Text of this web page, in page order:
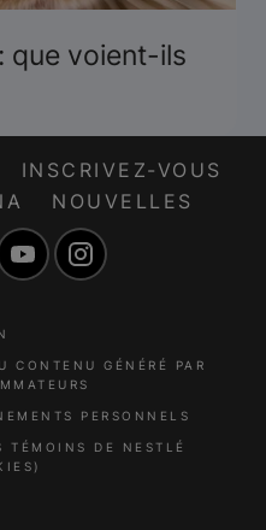
que voient-ils
INSCRIVEZ-VOUS
NOUVELLES
YouTube
CONTENU GÉNÉRÉ PAR
PERSONNELS
TÉMOINS DE NESTLÉ